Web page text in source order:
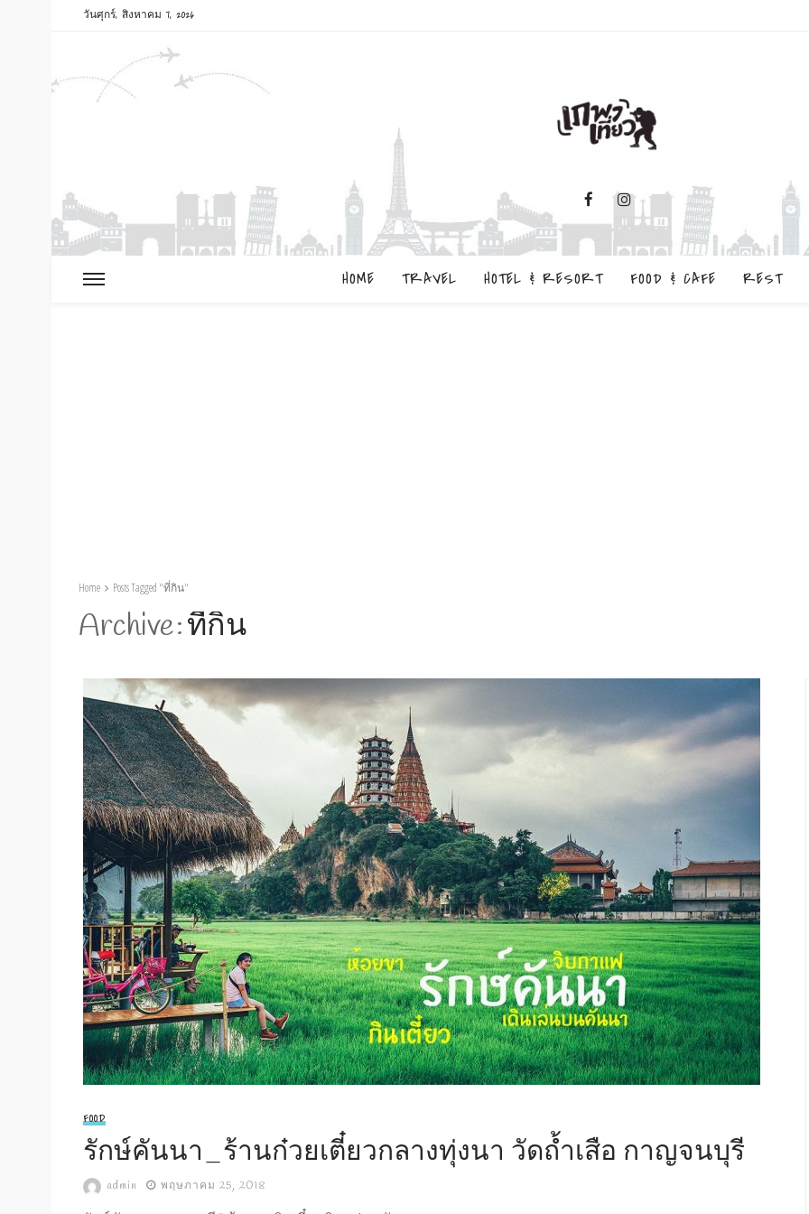
วันศุกร์, สิงหาคม 7, 2026
HOME TRAVEL HOTEL & RESORT FOOD & CAFE REST
Home Posts Tagged "ที่กิน"
Archive ที่กิน
FOOD
รักษ์คันนา_ร้านก๋วยเตี๋ยวกลางทุ่งนา วัดถ้ำเสือ กาญจนบุรี
admin พฤษภาคม 25, 2018